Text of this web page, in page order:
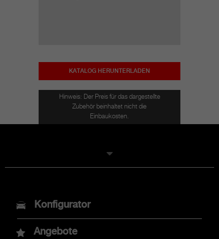
KATALOG HERUNTERLADEN
Hinweis: Der Preis für das dargestellte
Zubehör beinhaltet nicht die
Einbaukosten.
MODELLE
Neuer Abarth 600e
Konfigurator
Angebote